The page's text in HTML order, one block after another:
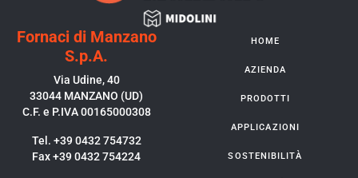
Fornaci di Manzano
S.p.A.
Via Udine, 40
33044 MANZANO (UD)
C.F. e P.IVA 00165000308
Tel. +39 0432 754732
Fax +39 0432 754224
HOME
AZIENDA
PRODOTTI
APPLICAZIONI
SOSTENIBILITÀ